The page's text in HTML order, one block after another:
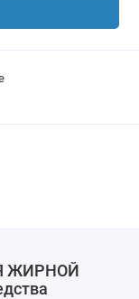
ЖИРНОЙ